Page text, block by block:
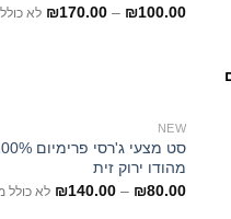
₪100.00
–
₪170.00 לא
NEW
מהודו ירוק זית
₪80.00
–
₪140.00 לא כולל